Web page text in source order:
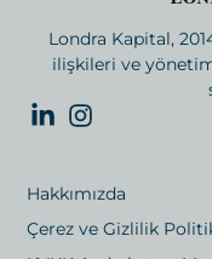
Londra Kapital,
ilişkileri ve
Hakkımızda
Çerez ve Gizlilik